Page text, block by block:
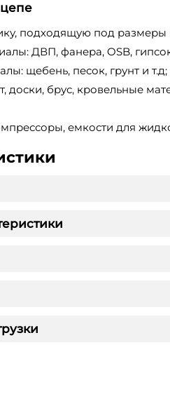
подходящую под размеры
ДВП, фанера, OSB,
щебень, песок, грунт и т.д;
доски, брус, кровельные
емкости для